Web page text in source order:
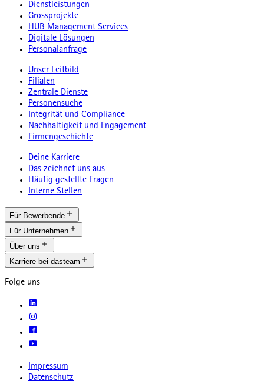
Dienstleistungen
Grossprojekte
HUB Management Services
Digitale Lösungen
Personalanfrage
Unser Leitbild
Filialen
Zentrale Dienste
Personensuche
Integrität und Compliance
Nachhaltigkeit und Engagement
Firmengeschichte
Deine Karriere
Das zeichnet uns aus
Häufig gestellte Fragen
Interne Stellen
Für Bewerbende
Für Unternehmen
Über uns
Karriere bei dasteam
Folge uns
Impressum
Datenschutz